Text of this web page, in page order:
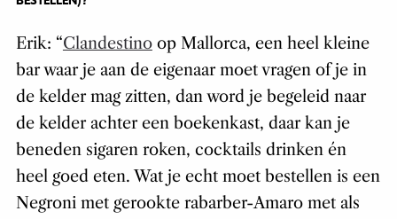
Erik: “Clandestinoop Mallorca, een heel kleine
bar waar je aan de eigenaar moet vragen of je in
de kelder mag zitten, dan word je begeleid naar
de kelder achter een boekenkast, daar kan je
beneden sigaren roken, cocktails drinken én
heel goed eten. Wat je echt moet bestellen is een
Negroni met gerookte rabarber-Amaro met als